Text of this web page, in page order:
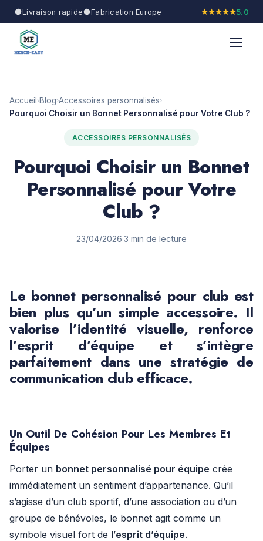
Livraison rapide Fabrication Europe ★★★★★5.0
Accueil ›Blog›Accessoires personnalisés›
Pourquoi Choisir un Bonnet Personnalisé pour Votre Club ?
ACCESSOIRES PERSONNALISÉS
Pourquoi Choisir un Bonnet
Personnalisé pour Votre
Club ?
23/04/2026·3 min de lecture
Le bonnet personnalisé pour clubest
bien plus qu’un simple accessoire. Il
valorise l’identité visuelle, renforce
l’esprit d’équipe et s’intègre
parfaitement dans une stratégie de
communication clubefficace.
Un Outil De Cohésion Pour Les Membres Et
Équipes
Porter un bonnet personnalisé pour équipe crée
immédiatement un sentiment d’appartenance. Qu’il
s’agisse d’un club sportif, d’une association ou d’un
groupe de bénévoles, le bonnet agit comme un
symbole visuel fort de l’esprit d’équipe.